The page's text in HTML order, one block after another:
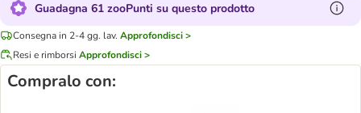
Guadagna 61 zooPunti su questo prodotto
Consegna in 2-4 gg. lav. Approfondisci >
Resi e rimborsi Approfondisci >
Compralo con: